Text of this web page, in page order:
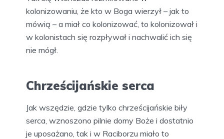
kolonizowaniu, że kto w Boga wierzył – jak to
mówią – a miał co kolonizować, to kolonizował i
w kolonistach się rozpływał i nachwalić ich się
nie mógł.
Chrześcijańskie serca
Jak wszędzie, gdzie tylko chrześcijańskie biły
serca, wznoszono pilnie domy Boże i dostatnio
je uposażano, tak i w Raciborzu miało to